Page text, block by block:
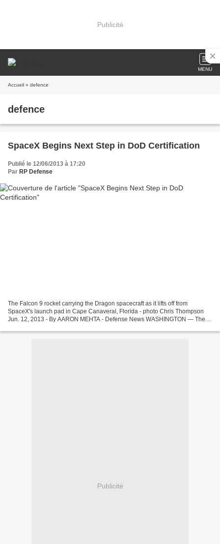
Publicité
MENU
Accueil » defence
defence
SpaceX Begins Next Step in DoD Certification
Publié le 12/06/2013 à 17:20
Par RP Defense
The Falcon 9 rocket carrying the Dragon spacecraft as it lifts off from
SpaceX's launch pad in Cape Canaveral, Florida - photo Chris Thompson
Jun. 12, 2013 - By AARON MEHTA - Defense News WASHINGTON — The
Publicité